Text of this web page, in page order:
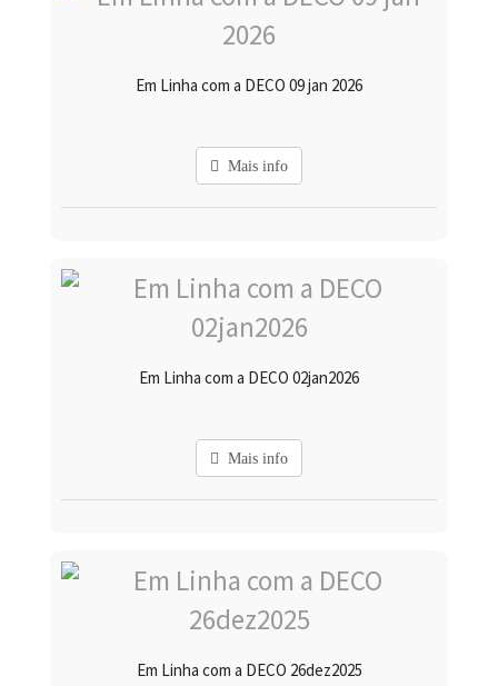
Em Linha com a DECO 09 jan 2026
Mais info
Em Linha com a DECO 02jan2026
Mais info
Em Linha com a DECO 26dez2025